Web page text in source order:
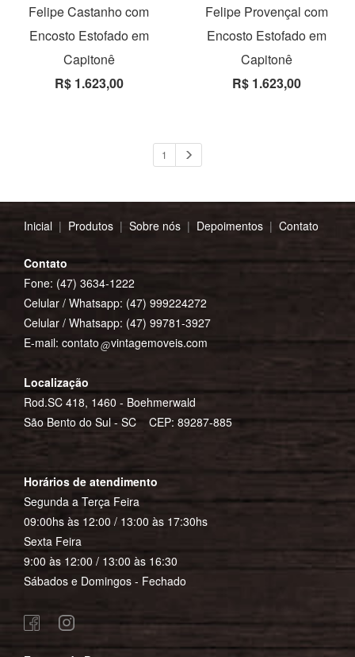
Felipe Castanho com
Encosto Estofado em
Capitonê
R$ 1.623,00
Felipe Provençal com
Encosto Estofado em
Capitonê
R$ 1.623,00
1
Inicial | Produtos | Sobre nós | Depoimentos | Contato
Contato
Fone: (47) 3634-1222
Celular / Whatsapp: (47) 999224272
Celular / Whatsapp: (47) 99781-3927
E-mail: contato vintagemoveis.com
Localização
Rod.SC 418, 1460 - Boehmerwald
São Bento do Sul - SC CEP: 89287-885
Horários de atendimento
Segunda a Terça Feira
09:00hs às 12:00 / 13:00 às 17:30hs
Sexta Feira
9:00 às 12:00 / 13:00 às 16:30
Sábados e Domingos - Fechado